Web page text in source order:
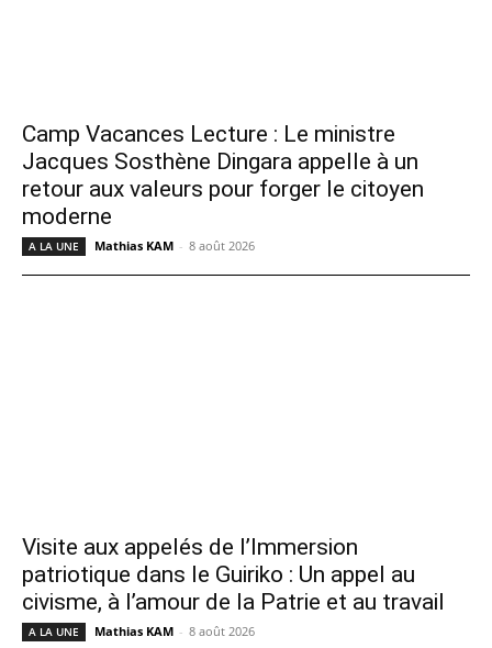
Camp Vacances Lecture : Le ministre
Jacques Sosthène Dingara appelle à un
retour aux valeurs pour forger le citoyen
moderne
A LA UNE Mathias KAM - 8 août 2026
Visite aux appelés de l’Immersion
patriotique dans le Guiriko : Un appel au
civisme, à l’amour de la Patrie et au travail
A LA UNE Mathias KAM - 8 août 2026